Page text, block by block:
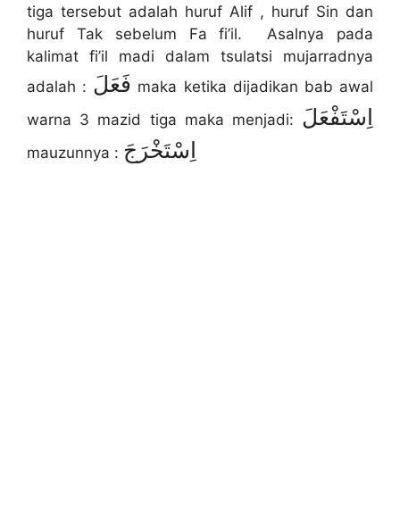
tiga tersebut adalah huruf Alif , huruf Sin dan
huruf Tak sebelum Fa fi’il. Asalnya pada
kalimat fi’il madi dalam tsulatsi mujarradnya
adalah : فَعَلَ maka ketika dijadikan bab awal
warna 3 mazid tiga maka menjadi: اِسْتَفْعَلَ
mauzunnya : اِسْتَخْرَجَ